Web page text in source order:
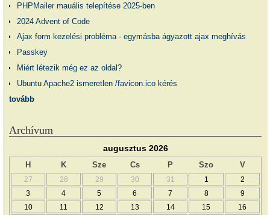
PHPMailer mauális telepítése 2025-ben
2024 Advent of Code
Ajax form kezelési probléma - egymásba ágyazott ajax meghívás
Passkey
Miért létezik még ez az oldal?
Ubuntu Apache2 ismeretlen /favicon.ico kérés
tovább
Archívum
augusztus 2026
H K Sze Cs P Szo V
27 28 29 30 31 1
2
3
4 5 6 7 8
9
10
11 12 13 14 15 16